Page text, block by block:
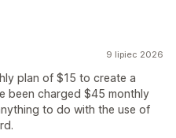
9 lipiec 2026
plan of $15 to create a
been charged $45 monthly
to do with the use of